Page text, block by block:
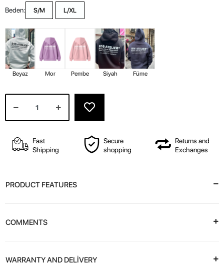
Beden: S/M L/XL
Beyaz Mor Pembe Siyah Füme
Fast
Shipping
Secure
shopping
Returns and
Exchanges
PRODUCT FEATURES
COMMENTS
WARRANTY AND DELİVERY